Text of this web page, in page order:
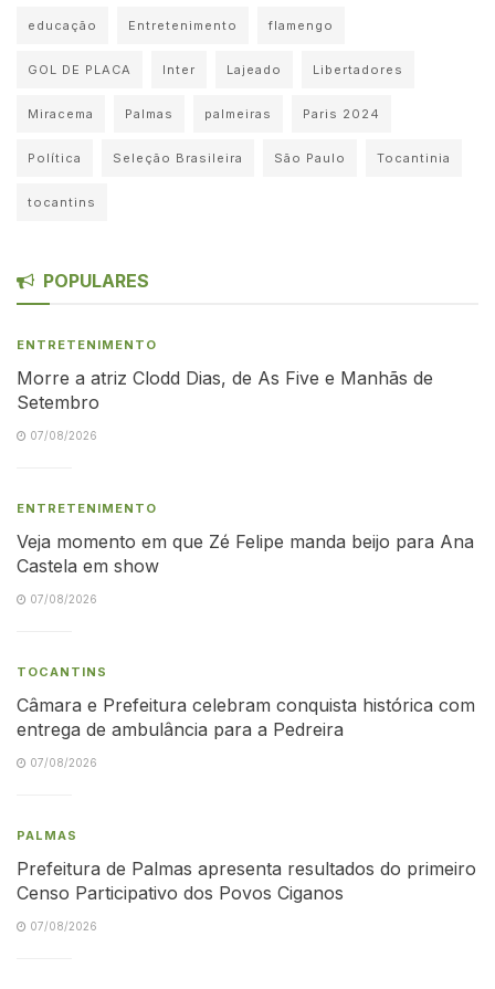
educação Entretenimento flamengo
GOL DE PLACA Inter Lajeado Libertadores
Miracema Palmas palmeiras Paris 2024
Política Seleção Brasileira São Paulo Tocantinia
tocantins
POPULARES
ENTRETENIMENTO
Morre a atriz Clodd Dias, de As Five e Manhãs de
Setembro
07/08/2026
ENTRETENIMENTO
Veja momento em que Zé Felipe manda beijo para Ana
Castela em show
07/08/2026
TOCANTINS
Câmara e Prefeitura celebram conquista histórica com
entrega de ambulância para a Pedreira
07/08/2026
PALMAS
Prefeitura de Palmas apresenta resultados do primeiro
Censo Participativo dos Povos Ciganos
07/08/2026